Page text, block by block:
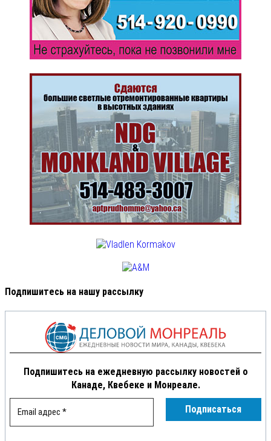
Подпишитесь на нашу рассылку
Подпишитесь на ежедневную рассылку новостей о
Канаде, Квебеке и Монреале.